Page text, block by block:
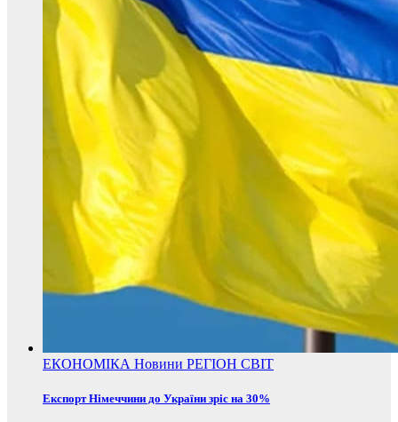
ЕКОНОМІКА Новини РЕГІОН СВІТ
Експорт Німеччини до України зріс на 30%